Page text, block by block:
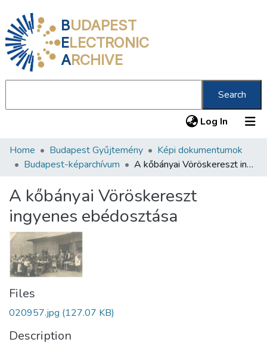
BUDAPEST
ELECTRONIC
ARCHIVE
Search
Log In (current)
Communities & Collections
Statistics
About us
Home Budapest Gyűjtemény
Képi dokumentumok
Budapest-képarchívum
A kőbányai Vöröskereszt ingyenes ebédosztása
A kőbányai Vöröskereszt
ingyenes ebédosztása
Files
020957.jpg (127.07 KB)
Description